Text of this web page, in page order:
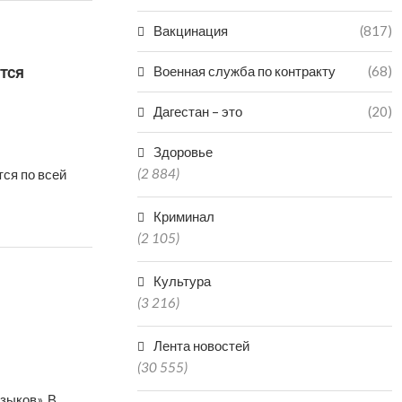
по всей
Вакцинация (817)
Военная служба по контракту (68)
Дагестан – это (20)
Здоровье
(2 884)
Криминал
(2 105)
Культура
(3 216)
Лента новостей
(30 555)